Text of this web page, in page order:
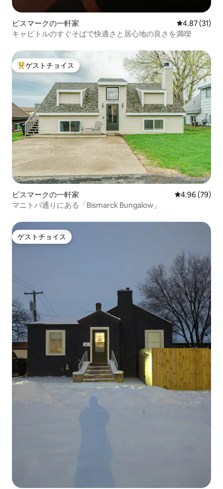
ビスマークの一軒家 レビュー31
4.87 (31)
キャピトルのすぐそばで快適さと居心地の良さを満喫
大好評のゲストチョイスです。
ゲストチョイス
ビスマークの一軒家 レビュー79
4.96 (79)
マニトバ通りにある「Bismarck Bungalow」
ゲストチョイス
ゲストチョイス